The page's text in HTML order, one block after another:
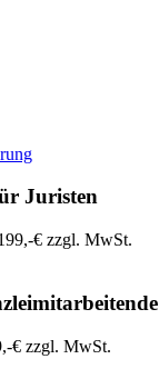
Juristen
€ zzgl. MwSt.
€ zzgl. MwSt.